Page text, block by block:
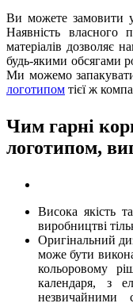
Ви можете замовити у
Наявність власного
матеріалів дозволяє
будь-якими обсягами
Ми можемо
логотипом тієї ж
Чим гарні
логотипом,
Висока якість
виробництві
Оригінальний
може бути
кольоровому
календаря, з
незвичайними